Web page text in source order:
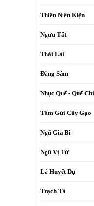
Thiên Niên Kiện
Ngưu Tất
Thài Lài
Đẳng Sâm
Nhục Quế - Quế Chi
Tầm Gửi Cây Gạo
Ngũ Gia Bì
Ngũ Vị Tử
Lá Huyết Dụ
Trạch Tả